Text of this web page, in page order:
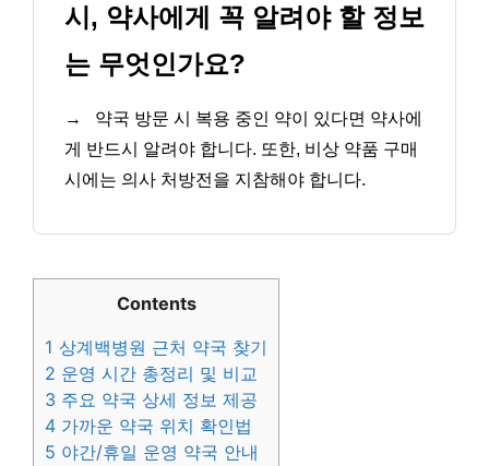
시, 약사에게 꼭 알려야 할 정보
는 무엇인가요?
→
약국 방문 시 복용 중인 약이 있다면 약사에
게 반드시 알려야 합니다. 또한, 비상 약품 구매
시에는 의사 처방전을 지참해야 합니다.
Contents
1 상계백병원 근처 약국 찾기
2 운영 시간 총정리 및 비교
3 주요 약국 상세 정보 제공
4 가까운 약국 위치 확인법
5 야간/휴일 운영 약국 안내